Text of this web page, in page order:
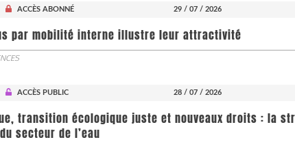
ACCÈS ABONNÉ 29 / 07 / 2026
par mobilité interne illustre leur attractivité
ACCÈS PUBLIC 28 / 07 / 2026
transition écologique juste et nouveaux droits : la
secteur de l’eau